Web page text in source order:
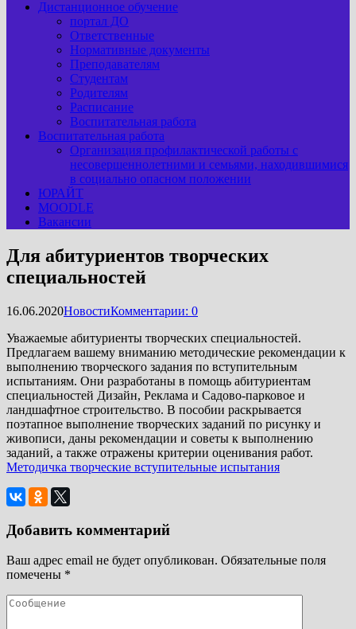
Дистанционное обучение
портал ДО
Ответственные
Нормативные документы
Преподавателям
Студентам
Родителям
Расписание
Воспитательная работа
Воспитательная работа
Организация профилактической работы с
несовершеннолетними и семьями, находившимися
в социально опасном положении
ЮРАЙТ
MOODLE
Вакансии
Для абитуриентов творческих
специальностей
16.06.2020НовостиКомментарии: 0
Уважаемые абитуриенты творческих специальностей.
Предлагаем вашему вниманию методические рекомендации к
выполнению творческого задания по вступительным
испытаниям. Они разработаны в помощь абитуриентам
специальностей Дизайн, Реклама и Садово-парковое и
ландшафтное строительство. В пособии раскрывается
поэтапное выполнение творческих заданий по рисунку и
живописи, даны рекомендации и советы к выполнению
заданий, а также отражены критерии оценивания работ.
Методичка творческие вступительные испытания
Добавить комментарий
Ваш адрес email не будет опубликован. Обязательные поля
помечены *